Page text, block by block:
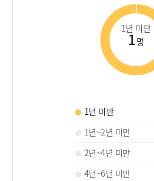
1년 미만
1명
1년 미만
1년~2년 미만
2년~4년 미만
4년~6년 미만